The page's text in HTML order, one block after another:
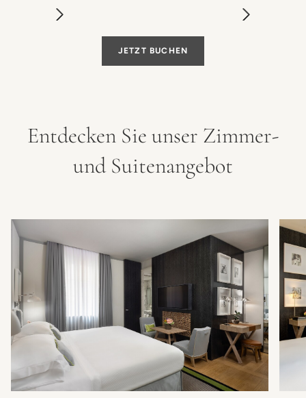
JETZT BUCHEN
Entdecken Sie unser Zimmer-
und Suitenangebot